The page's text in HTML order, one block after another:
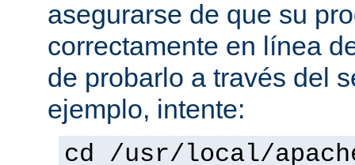
asegurarse de que su
correctamente en línea
de probarlo a través del
ejemplo, intente:
cd /usr/local/